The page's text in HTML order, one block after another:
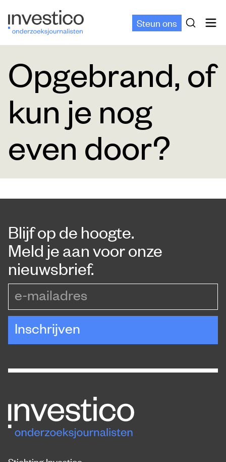
Steun ons
Opgebrand, of
kun je nog
even door?
Blijf op de hoogte.
Meld je aan voor onze
nieuwsbrief.
Inschrijven